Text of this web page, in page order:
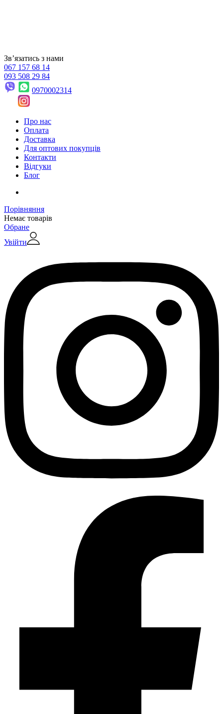
Звʼязатись з нами
067 157 68 14
093 508 29 84
0970002314
Про нас
Оплата
Доставка
Для оптових покупців
Контакти
Відгуки
Блог
Порівняння
Немає товарів
Обране
Увійти